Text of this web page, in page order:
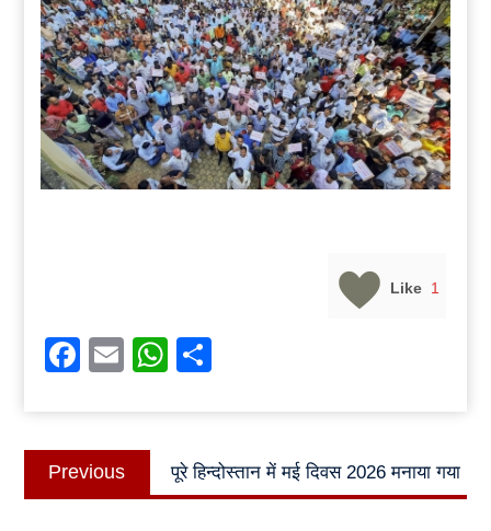
Like 1
Facebook
EmailWhatsApp
Share
Post
navigation
Previous
Previous
post:
पूरे हिन्दोस्तान में मई दिवस 2026 मनाया गया